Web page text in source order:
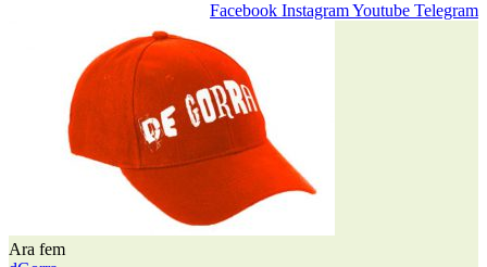
Facebook InstagramYoutube Telegram
Ara fem